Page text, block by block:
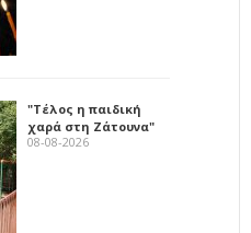
"Τέλος η παιδική
χαρά στη Ζάτουνα"
08-08-2026